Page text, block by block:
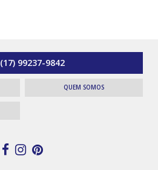
(17) 99237-9842
QUEM SOMOS